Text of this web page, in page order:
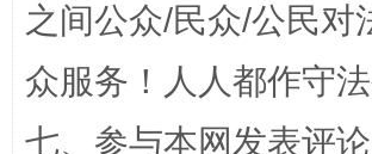
之间公众/民众/公民
众服务！人人都作守法
七、参与本网发表评